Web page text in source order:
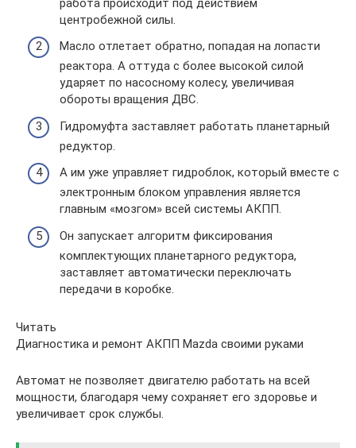
центробежной силы.
Масло отлетает обратно, попадая на лопасти
реактора. А оттуда с более высокой силой
ударяет по насосному колесу, увеличивая
обороты вращения ДВС.
Гидромуфта заставляет работать планетарный
редуктор.
А им уже управляет гидроблок, который вместе с
электронным блоком управления является
главным «мозгом» всей системы АКПП.
Он запускает алгоритм фиксирования
комплектующих планетарного редуктора,
заставляет автоматически переключать
передачи в коробке.
Читать
Диагностика и ремонт АКПП Mazda своими руками
Автомат не позволяет двигателю работать на всей
мощности, благодаря чему сохраняет его здоровье и
увеличивает срок службы.